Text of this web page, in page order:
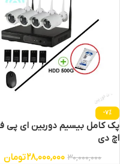
-7%
پک کامل بیسیم دوربین ای پی
اچ دی
30,000,000
28,000,000تومان